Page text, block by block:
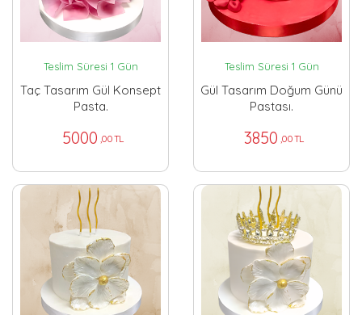
Teslim Süresi 1 Gün
Taç Tasarım Gül Konsept
Pasta.
5000 ,00 TL
Teslim Süresi 1 Gün
Gül Tasarım Doğum Günü
Pastası.
3850 ,00 TL